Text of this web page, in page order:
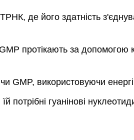
де його здатність
протікають за допомогою
GMP, використовуючи
потрібні гуанінові